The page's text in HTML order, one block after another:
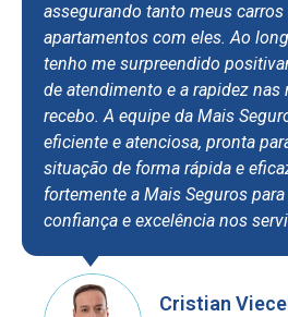
assegurando tanto meus
apartamentos com eles. Ao
tenho me surpreendido
de atendimento e a rapidez nas
recebo. A equipe da Mais
eficiente e atenciosa, pronta
situação de forma rápida e
fortemente a Mais Seguros
confiança e excelência nos
Cristian